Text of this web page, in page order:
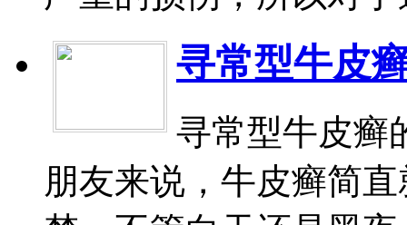
寻常型牛皮
寻常型牛皮癣
朋友来说，牛皮癣简